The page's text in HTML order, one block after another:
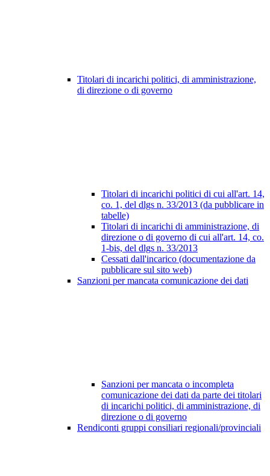
Titolari di incarichi politici, di amministrazione,
di direzione o di governo
Titolari di incarichi politici di cui all'art. 14,
co. 1, del dlgs n. 33/2013 (da pubblicare in
tabelle)
Titolari di incarichi di amministrazione, di
direzione o di governo di cui all'art. 14, co.
1-bis, del dlgs n. 33/2013
Cessati dall'incarico (documentazione da
pubblicare sul sito web)
Sanzioni per mancata comunicazione dei dati
Sanzioni per mancata o incompleta
comunicazione dei dati da parte dei titolari
di incarichi politici, di amministrazione, di
direzione o di governo
Rendiconti gruppi consiliari regionali/provinciali